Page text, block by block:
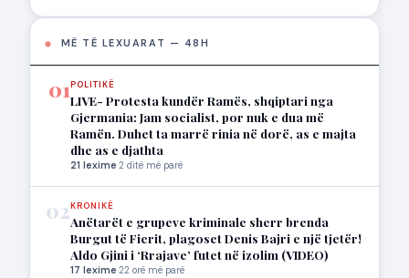
MË TË LEXUARAT — 48H
01POLITIKË
LIVE- Protesta kundër Ramës, shqiptari nga
Gjermania: Jam socialist, por nuk e dua më
Ramën. Duhet ta marrë rinia në dorë, as e majta
dhe as e djathta
21 lexime·2 ditë më parë
02KRONIKË
Anëtarët e grupeve kriminale sherr brenda
Burgut të Fierit, plagoset Denis Bajri e një tjetër!
Aldo Gjini i ‘Rrajave’ futet në izolim (VIDEO)
17 lexime·22 orë më parë